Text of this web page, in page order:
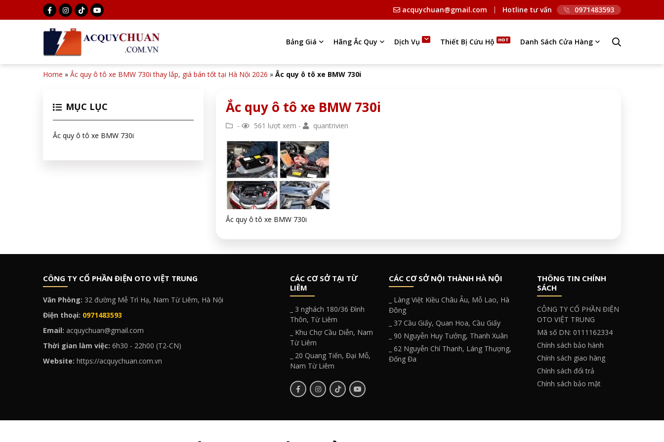
acquychuan@gmail.com Hotline tư vấn 0971483593
Bảng Giá Hãng Ắc Quy Dịch Vụ Thiết Bị Cứu Hộ Danh Sách Cửa Hàng
Home » Ắc quy ô tô xe BMW 730i thay lắp, giá bán tốt tại Hà Nội 2026 » Ắc quy ô tô xe BMW 730i
MỤC LỤC
Ắc quy ô tô xe BMW 730i
Ắc quy ô tô xe BMW 730i
- 561 lượt xem - quantrivien
Ắc quy ô tô xe BMW 730i
CÔNG TY CỔ PHẦN ĐIỆN OTO VIỆT TRUNG
Văn Phòng: 32 đường Mễ Trì Hạ, Nam Từ Liêm, Hà Nội
Điện thoại: 0971483593
Email: acquychuan@gmail.com
Thời gian làm việc: 6h30 - 22h00 (T2-CN)
Website: https://acquychuan.com.vn
CÁC CƠ SỞ TẠI TỪ
LIÊM
_ 3 nghách 180/36 Đình
Thôn, Từ Liêm
_ Khu Chợ Cầu Diễn, Nam
Từ Liêm
_ 20 Quang Tiến, Đại Mỗ,
Nam Từ Liêm
CÁC CƠ SỞ NỘI THÀNH HÀ NỘI
_ Làng Việt Kiều Châu Âu, Mỗ Lao, Hà
Đông
_ 37 Cầu Giấy, Quan Hoa, Cầu Giấy
_ 90 Nguyễn Huy Tưởng, Thanh Xuân
_ 62 Nguyễn Chí Thanh, Láng Thượng,
Đống Đa
THÔNG TIN CHÍNH
SÁCH
CÔNG TY CỔ PHẦN ĐIỆN
OTO VIỆT TRUNG
Mã số DN: 0111162334
Chính sách bảo hành
Chính sách giao hàng
Chính sách đổi trả
Chính sách bảo mật